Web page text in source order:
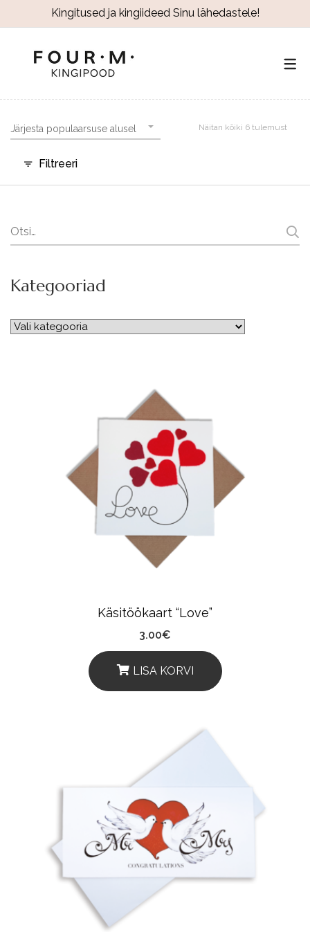
Kingitused ja kingiideed Sinu lähedastele!
Järjesta populaarsuse alusel Näitan kõiki 6 tulemust
Filtreeri
Käsitöökaart “Love”
3.00€
LISA KORVI
Search
Kategooriad